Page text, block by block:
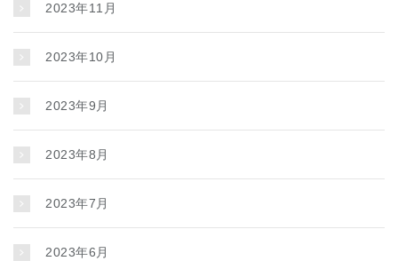
2023年11月
2023年10月
2023年9月
2023年8月
2023年7月
2023年6月